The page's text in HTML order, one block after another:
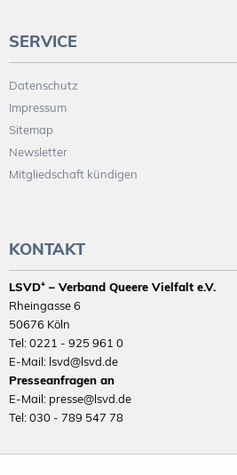
SERVICE
Datenschutz
Impressum
Sitemap
Newsletter
Mitgliedschaft kündigen
KONTAKT
LSVD⁺ – Verband Queere Vielfalt e.V.
Rheingasse 6
50676 Köln
Tel: 0221 - 925 961 0
E-Mail: lsvd@lsvd.de
Presseanfragen an
E-Mail: presse@lsvd.de
Tel: 030 - 789 547 78